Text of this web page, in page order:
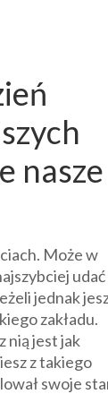
nasze
Może w
jednak
zakładu.
nią jest jak
z takiego
swoje